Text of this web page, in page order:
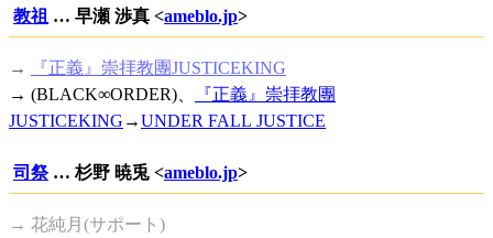
教祖 … 早瀬 渉真 <ameblo.jp>
→
『正義』崇拝教團JUSTICEKING
→ (BLACK∞ORDER)、
『正義』崇拝教團
JUSTICEKING →UNDER FALL JUSTICE
司祭… 杉野 暁兎 <ameblo.jp>
→ 花純月(サポート)